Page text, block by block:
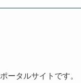
ータルサイトです。